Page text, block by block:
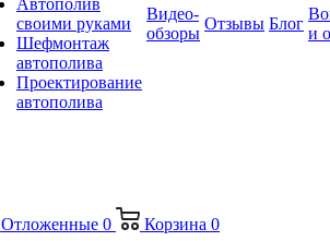
Автополив
своими руками
Шефмонтаж
автополива
Проектирование
автополива
Видео-
обзоры
Отзывы Блог
и
Отложенные 0 Корзина 0